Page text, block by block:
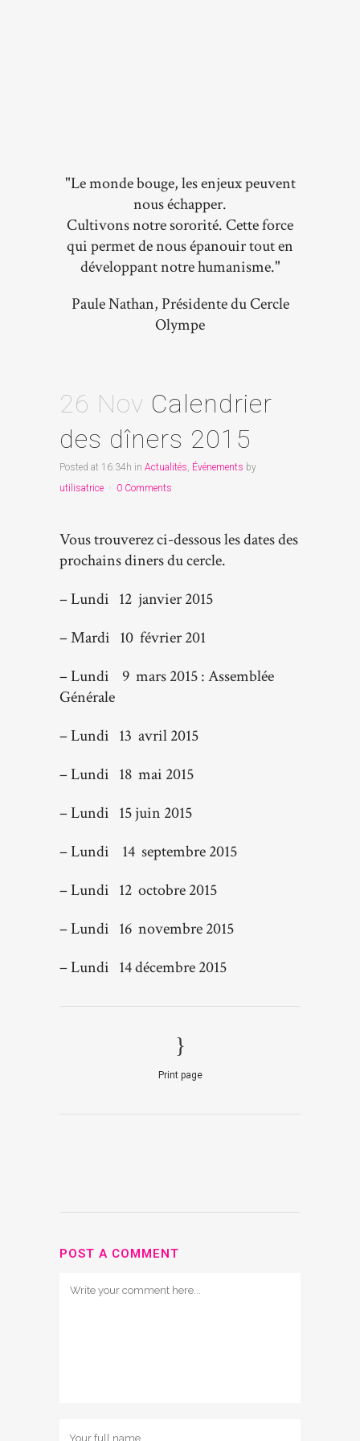
"Le monde bouge, les enjeux peuvent
nous échapper.
Cultivons notre sororité. Cette force
qui permet de nous épanouir tout en
développant notre humanisme."
Paule Nathan, Présidente du Cercle
Olympe
26 Nov Calendrier
des dîners 2015
Posted at 16:34h in Actualités, Événements by
utilisatrice
0 Comments
Vous trouverez ci-dessous les dates des
prochains diners du cercle.
– Lundi 12 janvier 2015
– Mardi 10 février 201
– Lundi 9 mars 2015 : Assemblée
Générale
– Lundi 13 avril 2015
– Lundi 18 mai 2015
– Lundi 15 juin 2015
– Lundi 14 septembre 2015
– Lundi 12 octobre 2015
– Lundi 16 novembre 2015
– Lundi 14 décembre 2015
Print page
POST A COMMENT